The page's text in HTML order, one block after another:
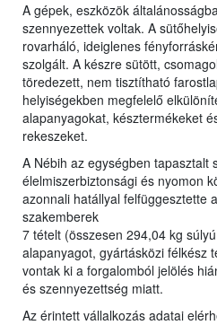
A gépek, eszközök
szennyezettek voltak. A
rovarháló, ideiglenes
szolgált. A készre sütött,
töredezett, nem tisztítható
helyiségekben megfelelő
alapanyagokat, késztermékeket
rekeszeket.
A Nébih az egységben tapasztalt
élelmiszerbiztonsági és nyomon
azonnali hatállyal felfüggesztette
szakemberek
7 tételt (összesen 294,04 kg
alapanyagot, gyártásközi félkész
vontak ki a forgalomból jelölés
és szennyezettség miatt.
Az érintett vállalkozás adatai